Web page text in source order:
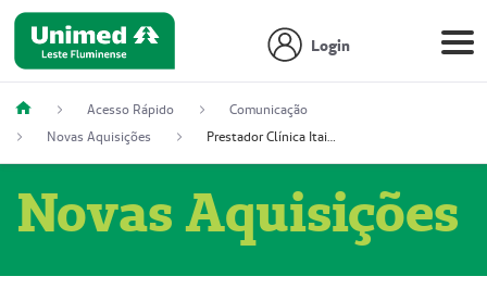
Login
Acesso Rápido
Comunicação
Novas Aquisições
Prestador Clínica Itaipú Ltda (51004348-2)
Novas Aquisições